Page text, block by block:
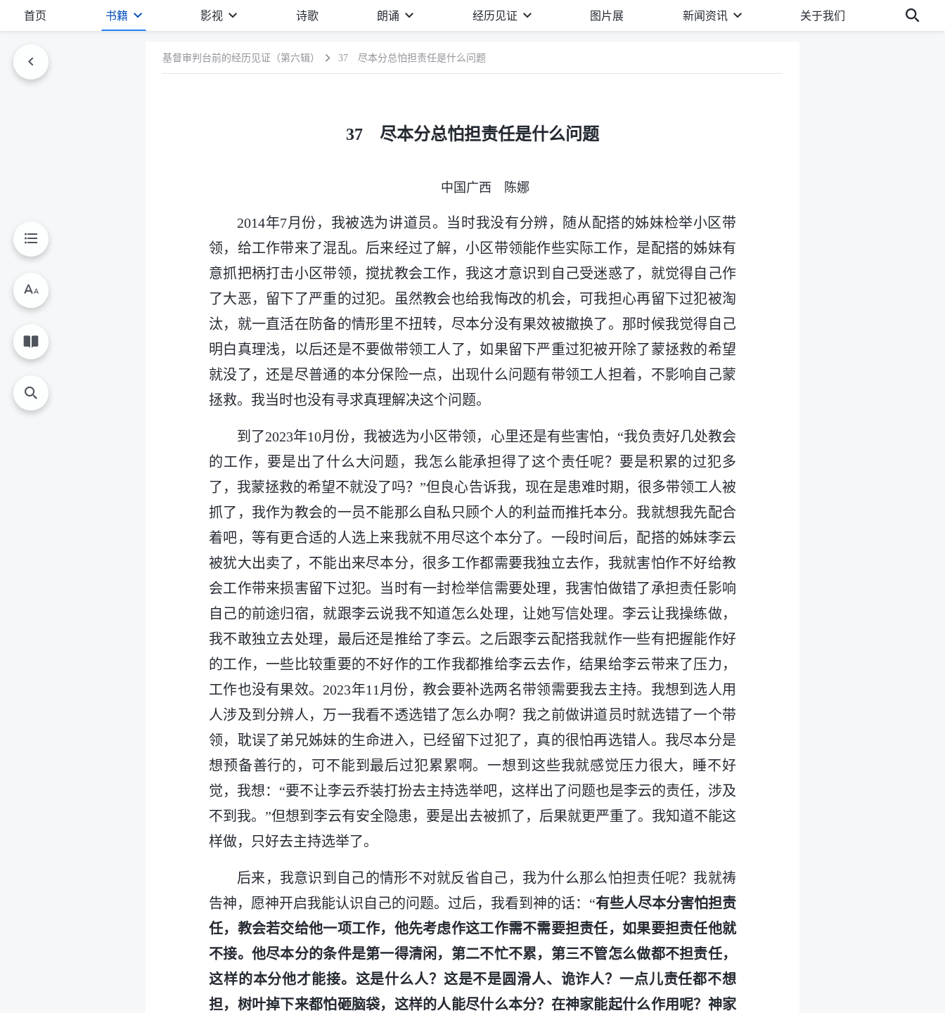
首页 书籍 影视 诗歌 朗诵 经历见证 图片展 新闻资讯 关于我们
基督审判台前的经历见证（第六辑） 37 尽本分总怕担责任是什么问题
37 尽本分总怕担责任是什么问题
中国广西 陈娜
2014年7月份，我被选为讲道员。当时我没有分辨，随从配搭的姊妹检举小区带
领，给工作带来了混乱。后来经过了解，小区带领能作些实际工作，是配搭的姊妹有
意抓把柄打击小区带领，搅扰教会工作，我这才意识到自己受迷惑了，就觉得自己作
了大恶，留下了严重的过犯。虽然教会也给我悔改的机会，可我担心再留下过犯被淘
汰，就一直活在防备的情形里不扭转，尽本分没有果效被撤换了。那时候我觉得自己
明白真理浅，以后还是不要做带领工人了，如果留下严重过犯被开除了蒙拯救的希望
就没了，还是尽普通的本分保险一点，出现什么问题有带领工人担着，不影响自己蒙
拯救。我当时也没有寻求真理解决这个问题。
到了2023年10月份，我被选为小区带领，心里还是有些害怕，“我负责好几处教会
的工作，要是出了什么大问题，我怎么能承担得了这个责任呢？要是积累的过犯多
了，我蒙拯救的希望不就没了吗？”但良心告诉我，现在是患难时期，很多带领工人被
抓了，我作为教会的一员不能那么自私只顾个人的利益而推托本分。我就想我先配合
着吧，等有更合适的人选上来我就不用尽这个本分了。一段时间后，配搭的姊妹李云
被犹大出卖了，不能出来尽本分，很多工作都需要我独立去作，我就害怕作不好给教
会工作带来损害留下过犯。当时有一封检举信需要处理，我害怕做错了承担责任影响
自己的前途归宿，就跟李云说我不知道怎么处理，让她写信处理。李云让我操练做，
我不敢独立去处理，最后还是推给了李云。之后跟李云配搭我就作一些有把握能作好
的工作，一些比较重要的不好作的工作我都推给李云去作，结果给李云带来了压力，
工作也没有果效。2023年11月份，教会要补选两名带领需要我去主持。我想到选人用
人涉及到分辨人，万一我看不透选错了怎么办啊？我之前做讲道员时就选错了一个带
领，耽误了弟兄姊妹的生命进入，已经留下过犯了，真的很怕再选错人。我尽本分是
想预备善行的，可不能到最后过犯累累啊。一想到这些我就感觉压力很大，睡不好
觉，我想：“要不让李云乔装打扮去主持选举吧，这样出了问题也是李云的责任，涉及
不到我。”但想到李云有安全隐患，要是出去被抓了，后果就更严重了。我知道不能这
样做，只好去主持选举了。
后来，我意识到自己的情形不对就反省自己，我为什么那么怕担责任呢？我就祷
告神，愿神开启我能认识自己的问题。过后，我看到神的话：“有些人尽本分害怕担责
任，教会若交给他一项工作，他先考虑作这工作需不需要担责任，如果要担责任他就
不接。他尽本分的条件是第一得清闲，第二不忙不累，第三不管怎么做都不担责任，
这样的本分他才能接。这是什么人？这是不是圆滑人、诡诈人？一点儿责任都不想
担，树叶掉下来都怕砸脑袋，这样的人能尽什么本分？在神家能起什么作用呢？神家